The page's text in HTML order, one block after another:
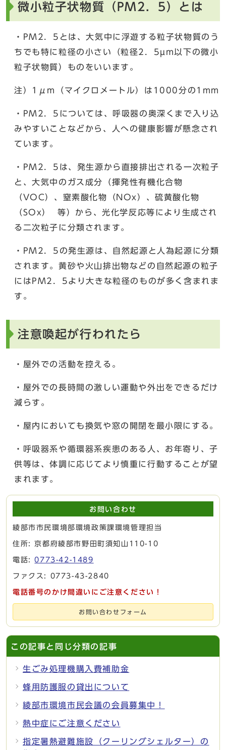
微小粒子状物質（PM2．5）とは
・PM2．5とは、大気中に浮遊する粒子状物質のう
ちでも特に粒径の小さい（粒径2．5µm以下の微小
粒子状物質）ものをいいます。
注）1μm（マイクロメートル）は1000分の1mm
・PM2．5については、呼吸器の奥深くまで入り込
みやすいことなどから、人への健康影響が懸念され
ています。
・PM2．5は、発生源から直接排出される一次粒子
と、大気中のガス成分（揮発性有機化合物
（VOC）、窒素酸化物（NOx）、硫黄酸化物
（SOx） 等）から、光化学反応等により生成され
る二次粒子に分類されます。
・PM2．5の発生源は、自然起源と人為起源に分類
されます。黄砂や火山排出物などの自然起源の粒子
にはPM2．5より大きな粒径のものが多く含まれま
す。
注意喚起が行われたら
・屋外での活動を控える。
・屋外での長時間の激しい運動や外出をできるだけ
減らす。
・屋内においても換気や窓の開閉を最小限にする。
・呼吸器系や循環器系疾患のある人、お年寄り、子
供等は、体調に応じてより慎重に行動することが望
まれます。
お問い合わせ
綾部市市民環境部環境政策課環境管理担当
住所: 京都府綾部市野田町須知山110-10
電話:0773-42-1489
ファクス: 0773-43-2840
電話番号のかけ間違いにご注意ください！
お問い合わせフォーム
この記事と同じ分類の記事
生ごみ処理機購入費補助金
蜂用防護服の貸出について
綾部市環境市民会議の会員募集中！
熱中症にご注意ください
指定暑熱避難施設（クーリングシェルター）の